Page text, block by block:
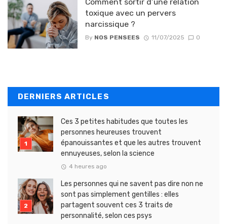
toxique avec un pervers
narcissique ?
By NOS PENSEES 11/07/2025 0
DERNIERS ARTICLES
Ces 3 petites habitudes que toutes les
personnes heureuses trouvent
épanouissantes et que les autres trouvent
ennuyeuses, selon la science
4 heures ago
Les personnes qui ne savent pas dire non ne
sont pas simplement gentilles : elles
partagent souvent ces 3 traits de
personnalité, selon ces psys